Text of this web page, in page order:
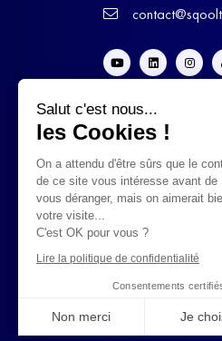
Salut c'est nous...
les Cookies !
On a attendu d'être sûrs que le
de ce site vous intéresse avant de
vous déranger, mais on aimerait
votre visite...
C'est OK pour vous ?
Lire la politique de confidentialité
Consentements
Non merci Je